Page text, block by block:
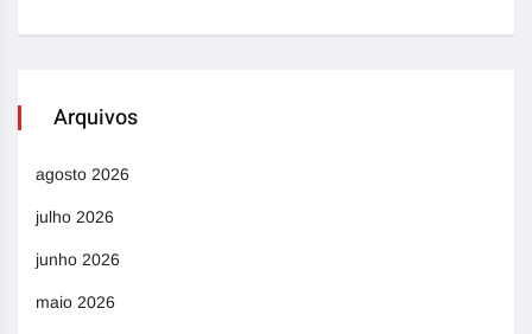
Arquivos
agosto 2026
julho 2026
junho 2026
maio 2026